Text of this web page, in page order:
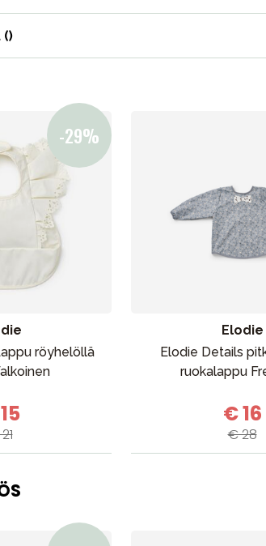
()
röyhelöllä
Elodie
Elodie Details
ruokalappu
€ 16
€ 28
Lahjavinkkejä
Tavaramerkit
Myymälämme